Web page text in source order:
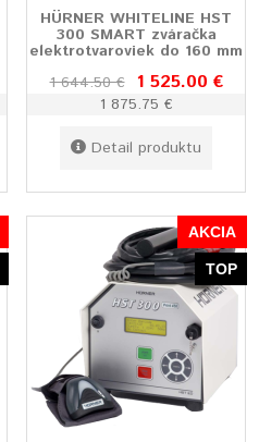
HÜRNER WHITELINE HST
300 SMART zváračka
elektrotvaroviek do 160 mm
1 644.50 € 1 525.00 €
1 875.75 €
Detail produktu
AKCIA
TOP